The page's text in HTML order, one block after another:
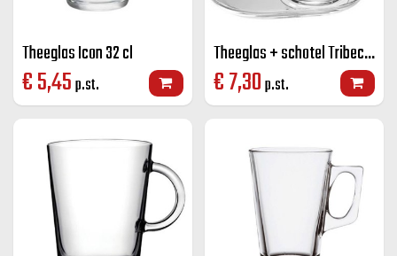
Theeglas Icon 32 cl
€5,45p.st.
Theeglas + schotel Tribeca 40 cl.
€7,30p.st.